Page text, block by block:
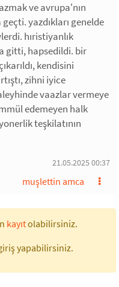
ve avrupa'nın
yazdıkları genelde
hıristiyanlık
gitti, hapsedildi. bir
kendisini
zihni iyice
vaazlar vermeye
edemeyen halk
teşkilatının
21.05.2025 00:37
muşlettin amca
kayıtolabilirsiniz.
yapabilirsiniz.